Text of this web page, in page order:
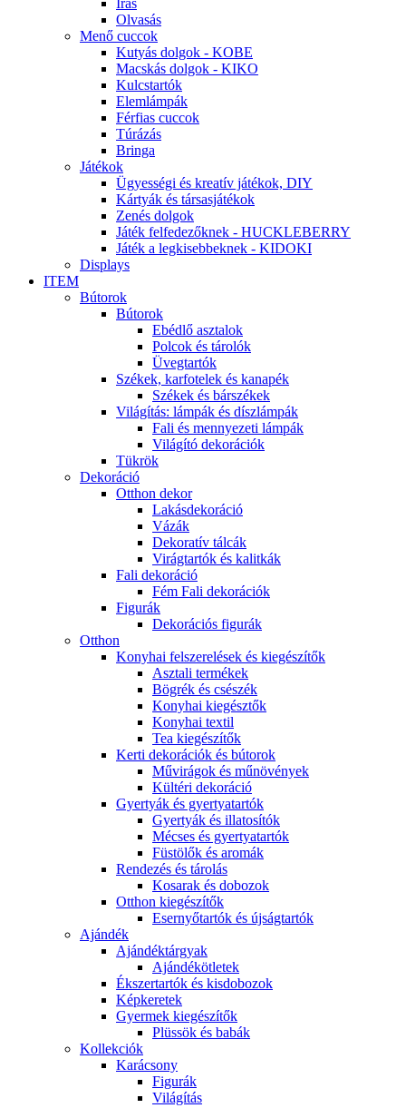
Írás
Olvasás
Menő cuccok
Kutyás dolgok - KOBE
Macskás dolgok - KIKO
Kulcstartók
Elemlámpák
Férfias cuccok
Túrázás
Bringa
Játékok
Ügyességi és kreatív játékok, DIY
Kártyák és társasjátékok
Zenés dolgok
Játék felfedezőknek - HUCKLEBERRY
Játék a legkisebbeknek - KIDOKI
Displays
ITEM
Bútorok
Bútorok
Ebédlő asztalok
Polcok és tárolók
Üvegtartók
Székek, karfotelek és kanapék
Székek és bárszékek
Világítás: lámpák és díszlámpák
Fali és mennyezeti lámpák
Világító dekorációk
Tükrök
Dekoráció
Otthon dekor
Lakásdekoráció
Vázák
Dekoratív tálcák
Virágtartók és kalitkák
Fali dekoráció
Fém Fali dekorációk
Figurák
Dekorációs figurák
Otthon
Konyhai felszerelések és kiegészítők
Asztali termékek
Bögrék és csészék
Konyhai kiegésztők
Konyhai textil
Tea kiegészítők
Kerti dekorációk és bútorok
Művirágok és műnövények
Kültéri dekoráció
Gyertyák és gyertyatartók
Gyertyák és illatosítók
Mécses és gyertyatartók
Füstölők és aromák
Rendezés és tárolás
Kosarak és dobozok
Otthon kiegészítők
Esernyőtartók és újságtartók
Ajándék
Ajándéktárgyak
Ajándékötletek
Ékszertartók és kisdobozok
Képkeretek
Gyermek kiegészítők
Plüssök és babák
Kollekciók
Karácsony
Figurák
Világítás